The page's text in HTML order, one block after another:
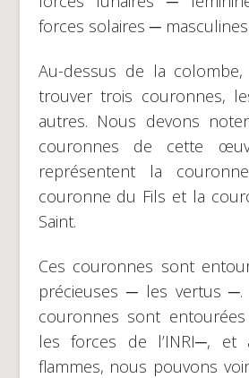
forces solaires ─
Au-dessus de la
trouver trois couronnes,
autres. Nous devons
couronnes de cette
représentent la
couronne du Fils et la
Saint.
Ces couronnes sont
précieuses ─ les vertus ─.
couronnes sont
les forces de l’INRI─, et
flammes, nous pouvons